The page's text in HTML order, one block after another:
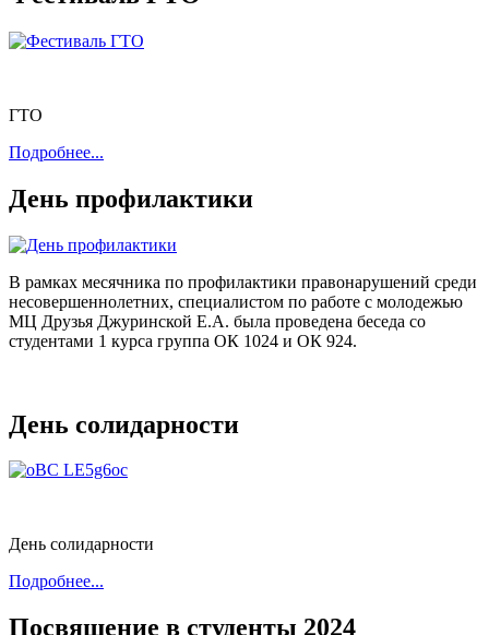
ГТО
Подробнее...
День профилактики
В рамках месячника по профилактики правонарушений среди
несовершеннолетних, специалистом по работе с молодежью
МЦ Друзья Джуринской Е.А. была проведена беседа со
студентами 1 курса группа ОК 1024 и ОК 924.
День солидарности
День солидарности
Подробнее...
Посвящение в студенты 2024